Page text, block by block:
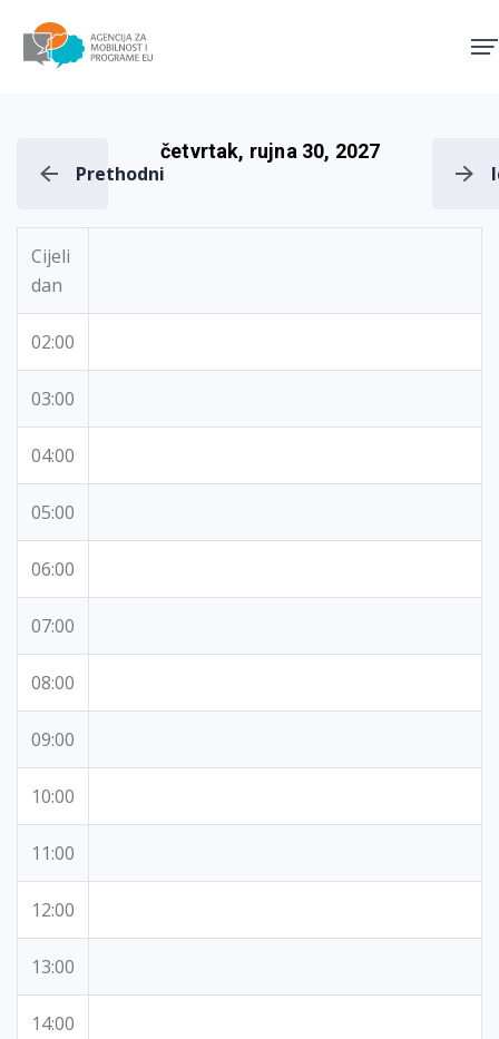
Prethodni
četvrtak, rujna 30, 2027
Cijeli
dan
02:00
03:00
04:00
05:00
06:00
07:00
08:00
09:00
10:00
11:00
12:00
13:00
14:00